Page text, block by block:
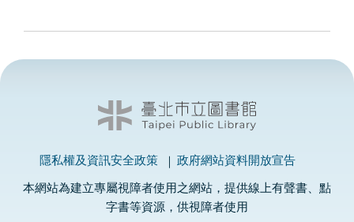
隱私權及資訊安全政策 政府網站資料開放宣告
本網站為建立專屬視障者使用之網站，提供線上有聲書、點
字書等資源，供視障者使用